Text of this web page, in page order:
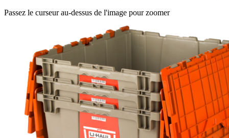
Passez le curseur au-dessus de l'image pour zoomer